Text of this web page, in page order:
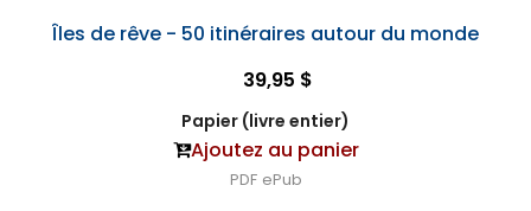
Îles de rêve - 50 itinéraires autour du monde
39,95 $
Papier (livre entier)
Ajoutez au panier
PDF ePub